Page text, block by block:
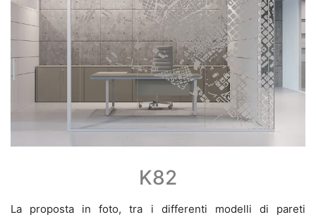
K82
La proposta in foto, tra i differenti modelli di pareti